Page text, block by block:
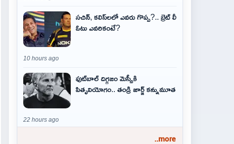
సచిన్, కలిస్‌లలో ఎవరు గొప్ప?.. బ్రెట్ లీ
ఓటు ఎవరికంటే?
10 hours ago
ఫుట్‌బాల్ దిగ్గజం మెస్సీకి
పితృవియోగం.. తండ్రి జార్జ్ కన్నుమూత
22 hours ago
..more